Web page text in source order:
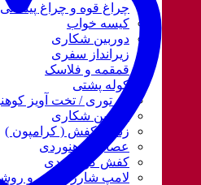
چراغ قوه و چراغ پیشانی
کیسه خواب
دوربین شکاری
زیرانداز سفری
قمقمه و فلاسک
کوله پشتی
ننو توری / تخت آویز
دوربین شکاری
زنجیر کفش ( کرامپون )
عصای کوهنوردی
کفش کوهنوردی
لامپ شارژی، نور و